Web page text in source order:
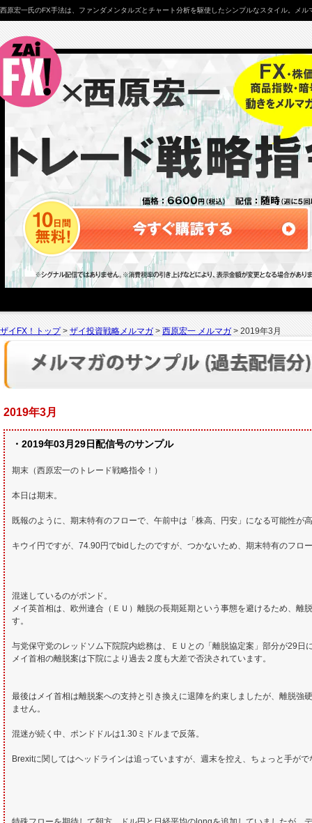
西原宏一氏のFX手法は、ファンダメンタルズとチャート分析を駆使したシンプルなスタイル。メ
ザイFX！トップ> ザイ投資戦略メルマガ > 西原宏一 メルマガ > 2019年3月
2019年3月
・2019年03月29日配信号のサンプル
期末（西原宏一のトレード戦略指令！）
本日は期末。
既報のように、期末特有のフローで、午前中は「株高、円安」になる可能性
キウイ円ですが、74.90円でbidしたのですが、つかないため、期末特有のフロ
混迷しているのがポンド。
メイ英首相は、欧州連合（ＥＵ）離脱の長期延期という事態を避けるため、
す。
与党保守党のレッドソム下院院内総務は、ＥＵとの「離脱協定案」部分が29日
メイ首相の離脱案は下院により過去２度も大差で否決されています。
最後はメイ首相は離脱案への支持と引き換えに退陣を約束しましたが、離脱
ません。
混迷が続く中、ポンドドルは1.30ミドルまで反落。
Brexitに関してはヘッドラインは追っていますが、週末を控え、ちょっと手がで